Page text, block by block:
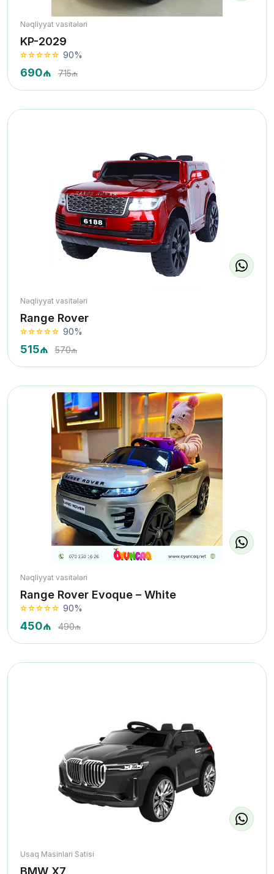
Nəqliyyat vasitələri
KP-2029
90%
690₼ 715₼
Nəqliyyat vasitələri
Range Rover
90%
515₼ 570₼
Nəqliyyat vasitələri
Range Rover Evoque – White
90%
450₼ 490₼
Usaq Masinlari Satisi
BMW X7